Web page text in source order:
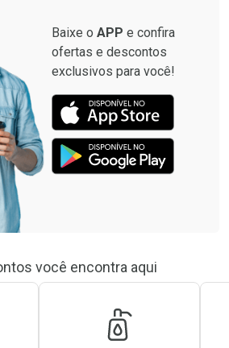
Baixe o APP e confira
ofertas e descontos
exclusivos para você!
você encontra aqui